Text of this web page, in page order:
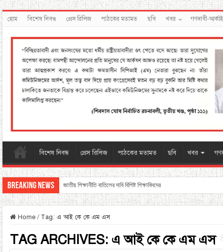
হোম বিশেষ নিবন্ধ প্রেস রিলিজ পাঠকের মতামত ছবি খবর গণদাবী-
বিশেষ নিবন্ধ প্রেস রিলিজ পাঠকের মতামত ছবি খবর
Breaking News জাতীয় শিক্ষানীতি বাতিলের দাবি বিশিষ্ট শিক্ষাবিদদের
Home / Tag:এ আই কে কে এম এস
TAG ARCHIVES: এ আই কে কে এম এস